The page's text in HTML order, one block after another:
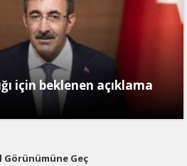
için beklenen açıklama
Görünümüne Geç